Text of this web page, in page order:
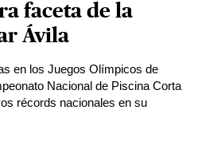
faceta de la
Ávila
en los Juegos Olímpicos de
Nacional de Piscina Corta
récords nacionales en su